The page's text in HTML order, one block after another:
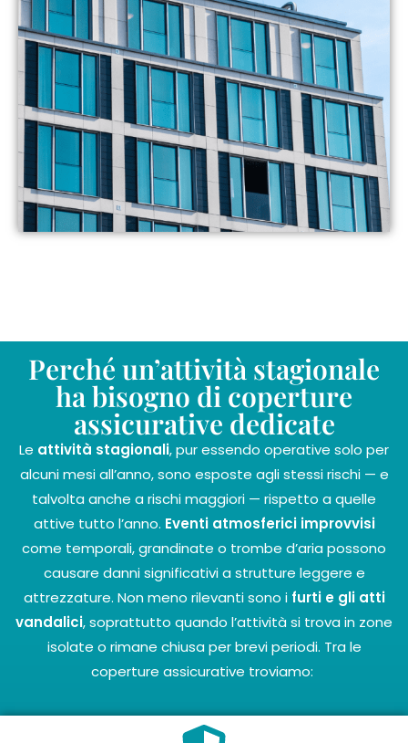
Perché un’attività stagionale
ha bisogno di coperture
assicurative dedicate
Le attività stagionali, pur essendo operative solo per
alcuni mesi all’anno, sono esposte agli stessi rischi — e
talvolta anche a rischi maggiori — rispetto a quelle
attive tutto l’anno. Eventi atmosferici improvvisi
come temporali, grandinate o trombe d’aria possono
causare danni significativi a strutture leggere e
attrezzature. Non meno rilevanti sono i furti e gli atti
vandalici, soprattutto quando l’attività si trova in zone
isolate o rimane chiusa per brevi periodi. Tra le
coperture assicurative troviamo: